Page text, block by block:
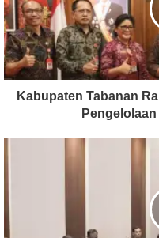
Kabupaten Tabanan